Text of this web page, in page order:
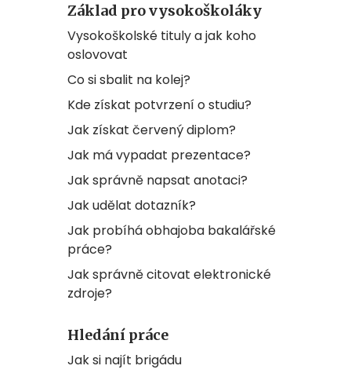
Základ pro vysokoškoláky
Vysokoškolské tituly a jak koho
oslovovat
Co si sbalit na kolej?
Kde získat potvrzení o studiu?
Jak získat červený diplom?
Jak má vypadat prezentace?
Jak správně napsat anotaci?
Jak udělat dotazník?
Jak probíhá obhajoba bakalářské
práce?
Jak správně citovat elektronické
zdroje?
Hledání práce
Jak si najít brigádu